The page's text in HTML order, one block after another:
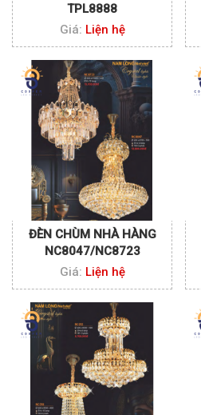
TPL8888
Giá: Liện hệ
ĐÈN CHÙM NHÀ HÀNG
NC8047/NC8723
Giá: Liện hệ